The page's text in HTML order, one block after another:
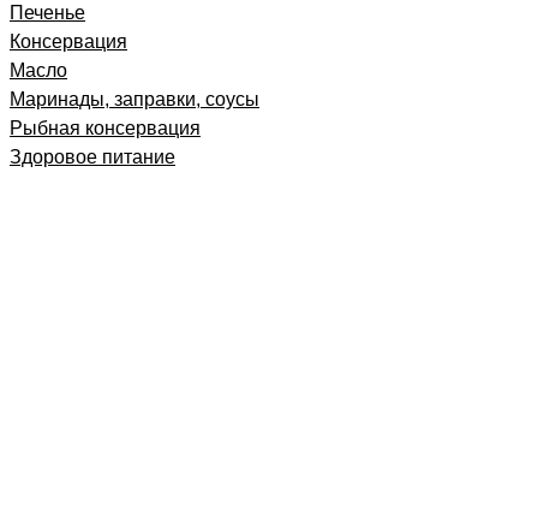
Печенье
Консервация
Масло
Маринады, заправки, соусы
Рыбная консервация
Здоровое питание